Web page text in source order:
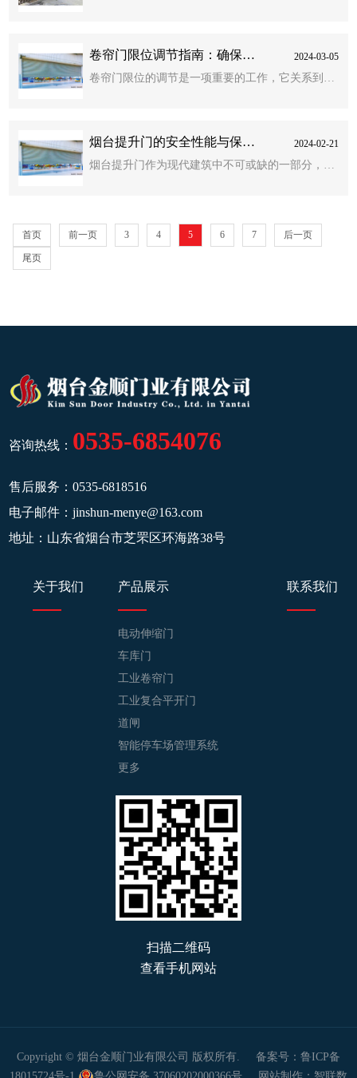
锈、抗腐蚀等特性的防护涂料，大大提高了产品的
使用寿命，有效解决了长期困扰围栏产品的表面锈
卷帘门限位调节指南：确保门
体正常启闭的关键步骤
2024-03-05
卷帘门限位的调节是一项重要的工作，它关系到卷
帘门的电机附近，两边凸出的部分有两个螺钉，能
起到紧固的效果。一个螺钉对应的就是上限位，另
烟台提升门的安全性能与保障
措施
2024-02-21
烟台提升门作为现代建筑中不可或缺的一部分，其
先进的控制系统，能够实现智能化管理，有效防止
首页 前一页 3 4 5 6 7 后一页
尾页
咨询热线： 0535-6854076
售后服务：0535-6818516
电子邮件：jinshun-menye@163.com
地址：山东省烟台市芝罘区环海路38号
关于我们 产品展示
电动伸缩门
车库门
工业卷帘门
工业复合平开门
道闸
智能停车场管理系统
更多
联系我们
扫描二维码
查看手机网站
Copyright © 烟台金顺门业有限公司 版权所有. 备案号：鲁ICP备